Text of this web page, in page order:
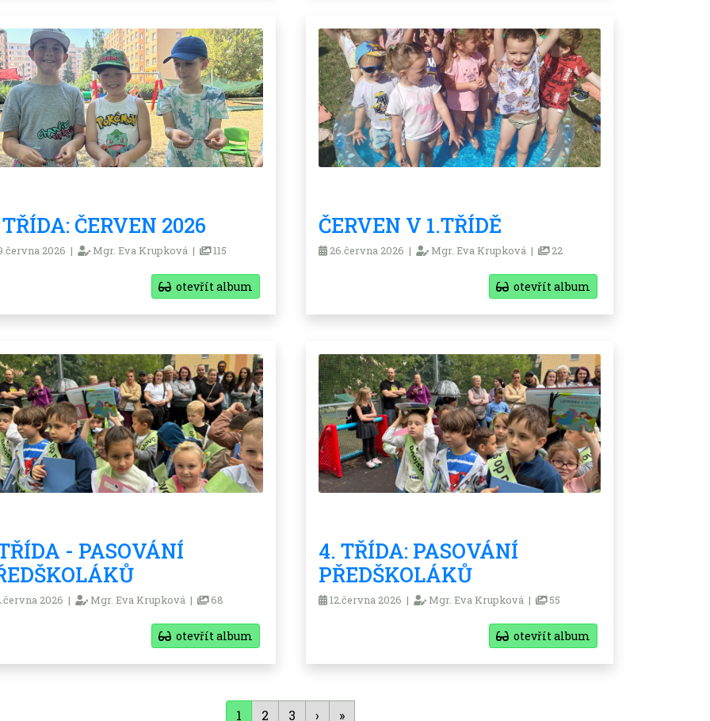
ČERVEN 2026
2026 | Mgr. Eva Krupková | 115
otevřít album
ČERVEN V 1.TŘÍDĚ
26.června 2026 | Mgr. Eva Krupková | 22
otevřít album
- PASOVÁNÍ
2026 | Mgr. Eva Krupková | 68
otevřít album
4. TŘÍDA: PASOVÁNÍ
PŘEDŠKOLÁKŮ
12.června 2026 | Mgr. Eva Krupková | 55
otevřít album
1 2 3 › »